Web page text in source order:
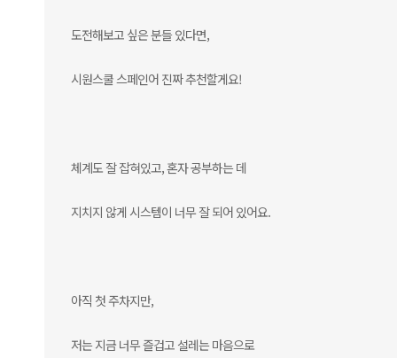
도전해보고 싶은 분들 있다면,
시원스쿨 스페인어 진짜 추천할게요!
체계도 잘 잡혀있고, 혼자 공부하는 데
지치지 않게 시스템이 너무 잘 되어 있어요.
아직 첫 주차지만,
저는 지금 너무 즐겁고 설레는 마음으로